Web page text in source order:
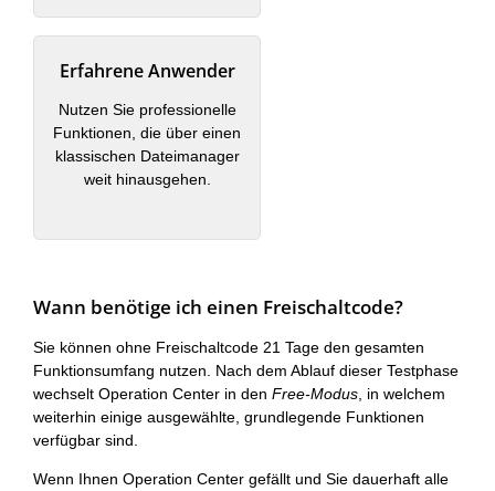
Erfahrene Anwender
Nutzen Sie professionelle
Funktionen, die über einen
klassischen Dateimanager
weit hinausgehen.
Wann benötige ich einen Freischaltcode?
Sie können ohne Freischaltcode 21 Tage den gesamten
Funktionsumfang nutzen. Nach dem Ablauf dieser Testphase
wechselt Operation Center in den Free-Modus , in welchem
weiterhin einige ausgewählte, grundlegende Funktionen
verfügbar sind.
Wenn Ihnen Operation Center gefällt und Sie dauerhaft alle